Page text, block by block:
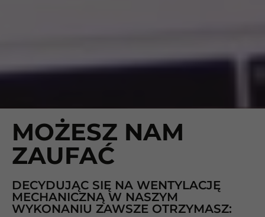
MOŻESZ NAM
ZAUFAĆ
DECYDUJĄC SIĘ NA WENTYLACJĘ
MECHANICZNĄ W NASZYM
WYKONANIU ZAWSZE OTRZYMASZ: